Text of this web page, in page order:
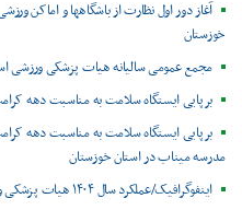
آغاز دور اول نظارت از باشگاهها و اماکن
خوزستان
مجمع عمومی سالیانه هیات پزشکی ورزشی
برپایی ایستگاه سلامت به مناسبت دهه
برپایی ایستگاه سلامت به مناسبت دهه
مدرسه میناب در استان خوزستان
اینفوگرافیک/عملکرد سال ۱۴۰۴ هیات پزشکی ورزشی استان خوزستان